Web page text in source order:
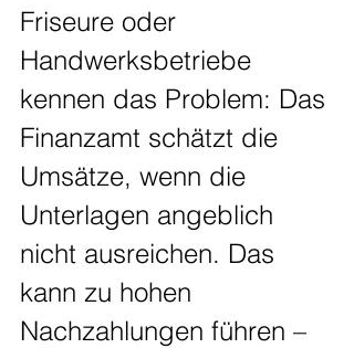
Friseure oder
Handwerksbetriebe
kennen das Problem: Das
Finanzamt schätzt die
Umsätze, wenn die
Unterlagen angeblich
nicht ausreichen. Das
kann zu hohen
Nachzahlungen führen –